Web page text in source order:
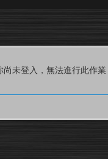
尚未登入，無法進行此作業